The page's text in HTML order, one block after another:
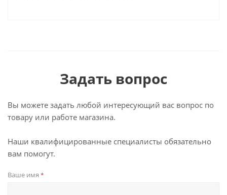
Задать вопрос
Вы можете задать любой интересующий вас вопрос по
товару или работе магазина.
Наши квалифицированные специалисты обязательно
вам помогут.
Ваше имя *